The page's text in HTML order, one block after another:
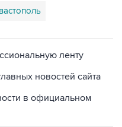
ленту
новостей сайта
в официальном